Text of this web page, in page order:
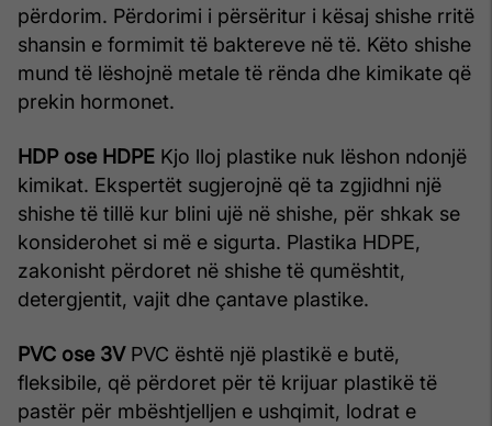
përdorim. Përdorimi i përsëritur i kësaj shishe rritë
shansin e formimit të baktereve në të. Këto shishe
mund të lëshojnë metale të rënda dhe kimikate që
prekin hormonet.
HDP ose HDPE Kjo lloj plastike nuk lëshon ndonjë
kimikat. Ekspertët sugjerojnë që ta zgjidhni një
shishe të tillë kur blini ujë në shishe, për shkak se
konsiderohet si më e sigurta. Plastika HDPE,
zakonisht përdoret në shishe të qumështit,
detergjentit, vajit dhe çantave plastike.
PVC ose 3VPVC është një plastikë e butë,
fleksibile, që përdoret për të krijuar plastikë të
pastër për mbështjelljen e ushqimit, lodrat e